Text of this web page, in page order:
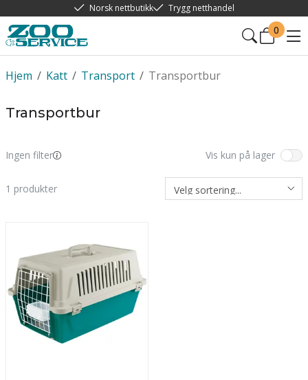
Norsk nettbutikk Trygg netthandel
0
/
Hjem /
Katt /
Transport Transportbur
Transportbur
Ingen filter Vis kun på lager
1 produkter